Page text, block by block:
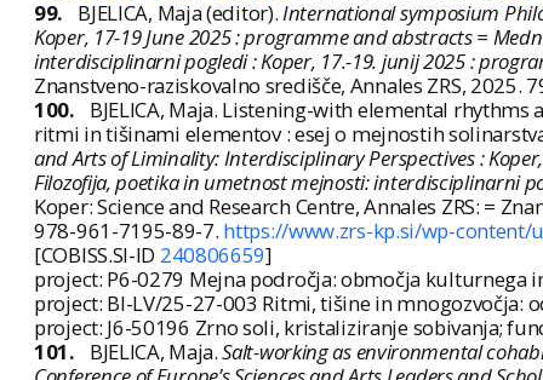
99.
BJELICA, Maja (editor).International symposium
Koper, 17-19 June 2025 : programme and abstracts =
interdisciplinarni pogledi : Koper, 17.-19. junij 2025 :
Znanstveno-raziskovalno središče, Annales ZRS, 2025.
100.
BJELICA, Maja. Listening-with elemental
ritmi in tišinami elementov : esej o mejnostih
and Arts of Liminality: Interdisciplinary Perspectives :
Filozofija, poetika in umetnost mejnosti: interdisciplinarni
Koper: Science and Research Centre, Annales ZRS: =
978-961-7195-89-7. https://www.zrs-kp.si/wp-content/
[COBISS.SI-ID 240806659]
project: P6-0279 Mejna področja: območja kulturnega
project: BI-LV/25-27-003 Ritmi, tišine in mnogozvočja:
project: J6-50196 Zrno soli, kristaliziranje sobivanja;
101.
BJELICA, Maja.Salt-working as environmental